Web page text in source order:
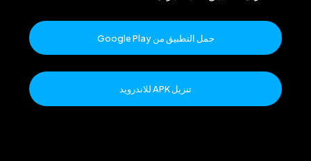
حمل التطبيق من Google Play
تنزيل APK للاندرويد